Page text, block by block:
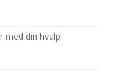
med din hvalp